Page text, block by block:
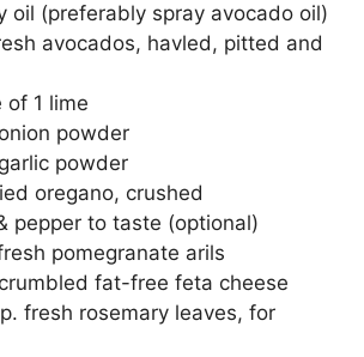
oil (preferably spray avocado oil)
avocados, havled, pitted and
of 1 lime
powder
powder
oregano, crushed
pepper to taste (optional)
pomegranate arils
fat-free feta cheese
fresh rosemary leaves, for